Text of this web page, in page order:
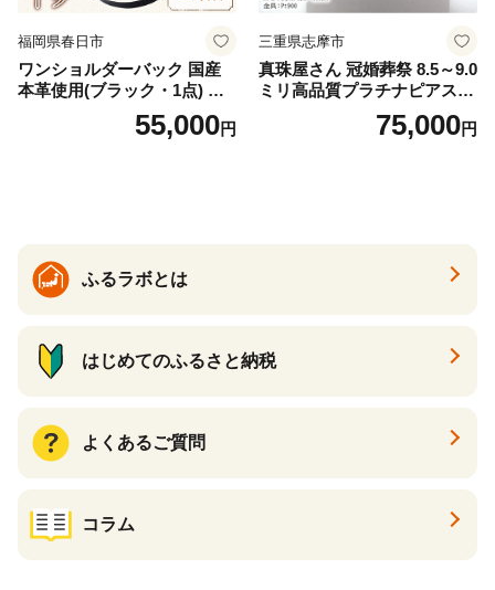
福岡県春日市
ワンショルダーバック 国産
本革使用(ブラック・1点) 鞄
バック バッグ カバン レザー
国産 日本製 牛革 黒 革 革製
55,000円
三重県志摩市
真珠屋さん 冠婚葬祭 8.5～9.0
ミリ高品質プラチナピアス P
t900 志摩産アコヤ真珠 ブラ
ックパール 黒真珠75,000円
ふるラボとは
はじめてのふるさと納税
よくあるご質問
コラム